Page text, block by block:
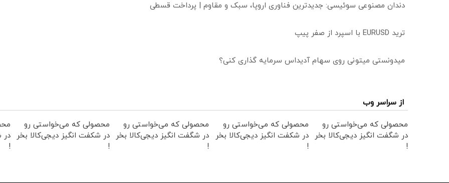
دندان مصنوعی سوئیسی: جدیدترین فناوری اروپا، سبک و مقاوم | پرداخت قسطی
ترید EURUSD با اسپرد از صفر پیپ
میدونستی میتونی روی سهام آدیداس سرمایه گذاری کنی؟
از سراسر وب
محصولی که می‌خواستی رو
در شگفت انگیز دیجی‌کالا بخر
!
محصولی که می‌خواستی رو
در شکفت انگیز دیجی‌کالا بخر
!
محصولی که می‌خواستی رو
در شگفت انگیز دیجی‌کالا بخر
!
محصولی که می‌خواستی رو
در شکفت انگیز دیجی‌کالا بخر
!
در
!